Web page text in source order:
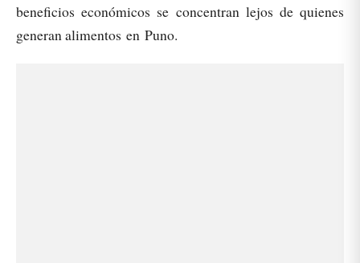
beneficios económicos se concentran lejos de quienes
generan alimentos en Puno.